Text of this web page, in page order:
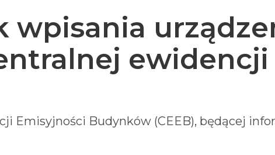
wpisania
ewidencji
Emisyjności Budynków (CEEB), będącej